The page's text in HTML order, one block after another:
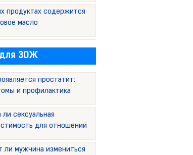
продуктах содержится
масло
ЗОЖ
простатит:
и профилактика
ли сексуальная
для отношений
ли мужчина измениться